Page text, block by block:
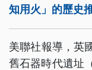
知用火」的歷史
美聯社報導，英
舊石器時代遺址